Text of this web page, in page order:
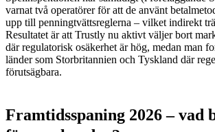
varnat två operatörer för att de använt
upp till penningtvättsreglerna – vilket indirekt
Resultatet är att Trustly nu aktivt väljer bort
där regulatorisk osäkerhet är hög, medan man
länder som Storbritannien och Tyskland där
förutsägbara.
Framtidsspaning 2026 – vad